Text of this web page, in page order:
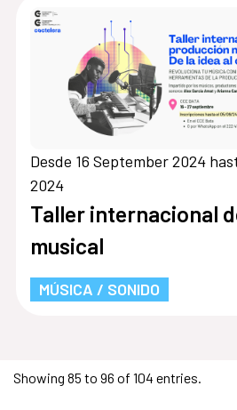
Desde 16 September 2024
2024
Taller internacional
musical
MÚSICA / SONIDO
Showing 85 to 96 of 104 entries.